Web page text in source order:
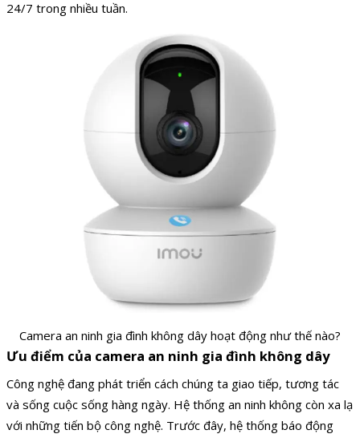
24/7 trong nhiều tuần.
Camera an ninh gia đình không dây hoạt động như thế nào?
Ưu điểm của camera an ninh gia đình không dây
Công nghệ đang phát triển cách chúng ta giao tiếp, tương tác
và sống cuộc sống hàng ngày. Hệ thống an ninh không còn xa lạ
với những tiến bộ công nghệ. Trước đây, hệ thống báo động